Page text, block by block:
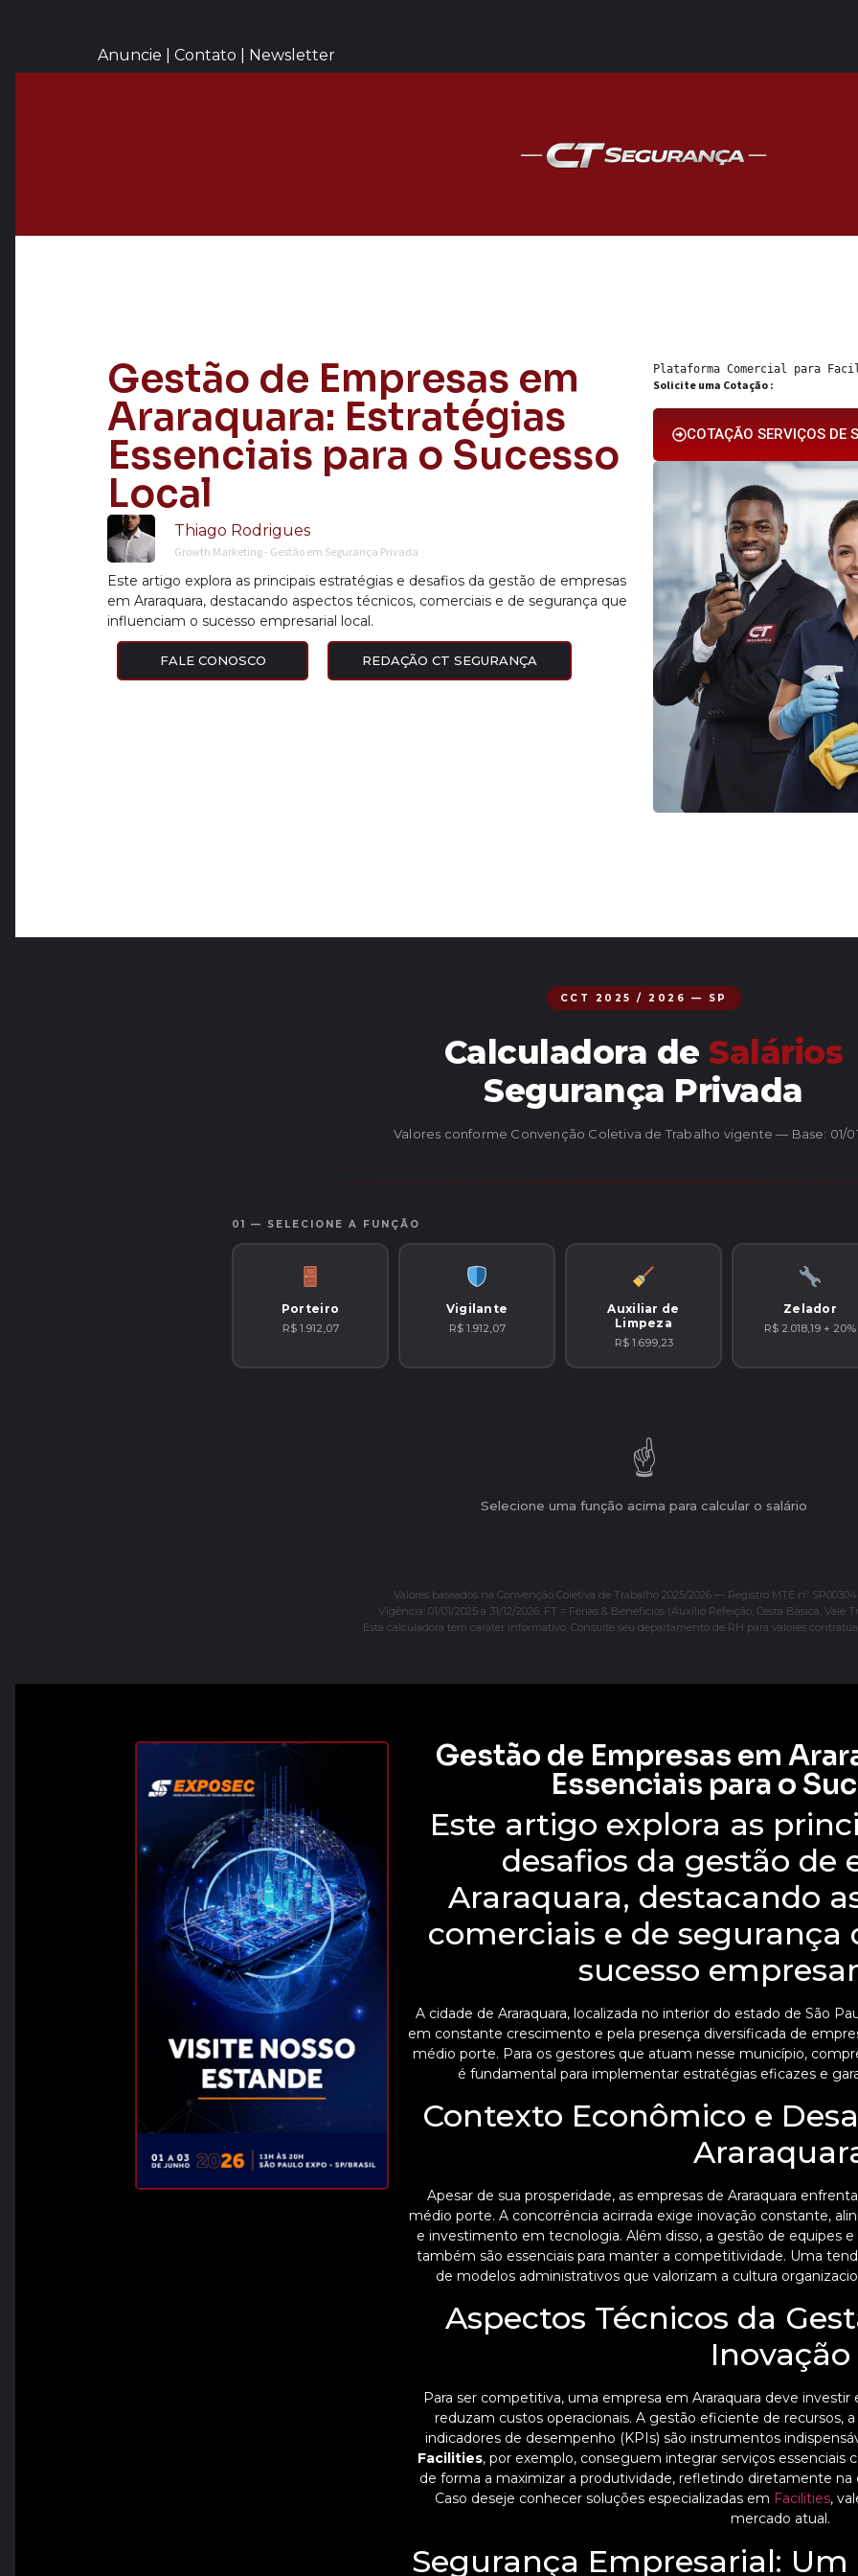
Anuncie | Contato | Newsletter
Gestão de Empresas em
Araraquara: Estratégias
Essenciais para o Sucesso
Local
Thiago Rodrigues
Growth Marketing - Gestão em Segurança Privada
Este artigo explora as principais estratégias e desafios da gestão de empresas
em Araraquara, destacando aspectos técnicos, comerciais e de segurança que
influenciam o sucesso empresarial local.
FALE CONOSCO REDAÇÃO CT SEGURANÇA
Plataforma Comercial para
Solicite uma Cotação :
COTAÇÃO SERVIÇOS DE
CCT 2025 / 2026 — SP
Calculadora de Salários
Segurança Privada
Valores conforme Convenção Coletiva de Trabalho vigente — Base: 01/
01 — SELECIONE A FUNÇÃO
Porteiro
R$ 1.912,07
Vigilante
R$ 1.912,07
Auxiliar de
Limpeza
R$ 1.699,23
Zelador
R$ 2.018,19 + 20%
☝️
Selecione uma função acima para calcular o salário
Valores baseados na Convenção Coletiva de Trabalho 2025/2026 — Registro MTE nº
Vigência: 01/01/2025 a 31/12/2026. FT = Férias & Benefícios (Auxílio Refeição, Cesta Básica, Vale
Esta calculadora tem caráter informativo. Consulte seu departamento de RH para valores
Gestão de Empresas em
Essenciais para o
Este artigo explora as
desafios da gestão de
Araraquara, destacando
comerciais e de
sucesso
A cidade de Araraquara, localizada no interior do estado de São
em constante crescimento e pela presença diversificada de
médio porte. Para os gestores que atuam nesse município,
é fundamental para implementar estratégias eficazes e
Contexto Econômico e
Apesar de sua prosperidade, as empresas de Araraquara
médio porte. A concorrência acirrada exige inovação constante,
e investimento em tecnologia. Além disso, a gestão de equipes
também são essenciais para manter a competitividade. Uma
de modelos administrativos que valorizam a cultura
Aspectos Técnicos da
Inovação
Para ser competitiva, uma empresa em Araraquara deve
reduzam custos operacionais. A gestão eficiente de recursos,
indicadores de desempenho (KPIs) são instrumentos
Facilities, por exemplo, conseguem integrar serviços
de forma a maximizar a produtividade, refletindo diretamente
Caso deseje conhecer soluções especializadas em Facilities,
mercado atual.
Segurança Empresarial: